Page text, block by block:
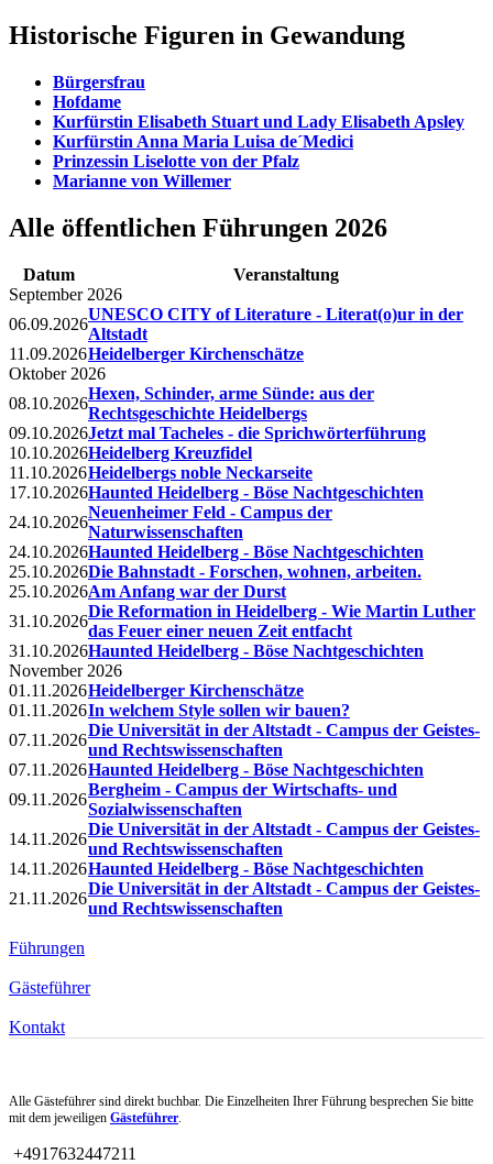
Historische Figuren in Gewandung
Bürgersfrau
Hofdame
Kurfürstin Elisabeth Stuart und Lady Elisabeth Apsley
Kurfürstin Anna Maria Luisa de´Medici
Prinzessin Liselotte von der Pfalz
Marianne von Willemer
Alle öffentlichen Führungen 2026
Datum
Veranstaltung
September 2026
06.09.2026
UNESCO CITY of Literature - Literat(o)ur in der
Altstadt
11.09.2026Heidelberger Kirchenschätze
Oktober 2026
08.10.2026
Hexen, Schinder, arme Sünde: aus der
Rechtsgeschichte Heidelbergs
09.10.2026Jetzt mal Tacheles - die Sprichwörterführung
10.10.2026Heidelberg Kreuzfidel
11.10.2026Heidelbergs noble Neckarseite
17.10.2026Haunted Heidelberg - Böse Nachtgeschichten
24.10.2026
Neuenheimer Feld - Campus der
Naturwissenschaften
24.10.2026Haunted Heidelberg - Böse Nachtgeschichten
25.10.2026Die Bahnstadt - Forschen, wohnen, arbeiten.
25.10.2026Am Anfang war der Durst
31.10.2026
Die Reformation in Heidelberg - Wie Martin Luther
das Feuer einer neuen Zeit entfacht
31.10.2026Haunted Heidelberg - Böse Nachtgeschichten
November 2026
01.11.2026Heidelberger Kirchenschätze
01.11.2026In welchem Style sollen wir bauen?
07.11.2026
Die Universität in der Altstadt - Campus der Geistes-
und Rechtswissenschaften
07.11.2026Haunted Heidelberg - Böse Nachtgeschichten
09.11.2026
Bergheim - Campus der Wirtschafts- und
Sozialwissenschaften
14.11.2026
Die Universität in der Altstadt - Campus der Geistes-
und Rechtswissenschaften
14.11.2026Haunted Heidelberg - Böse Nachtgeschichten
21.11.2026
Die Universität in der Altstadt - Campus der Geistes-
und Rechtswissenschaften
Führungen
Gästeführer
Kontakt
Alle Gästeführer sind direkt buchbar. Die Einzelheiten Ihrer Führung besprechen Sie bitte
mit dem jeweiligen Gästeführer.
+4917632447211